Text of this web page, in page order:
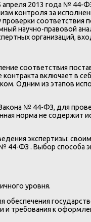
2013 года № 44-
контроля за
соответствия
научно-правовой
организаций,
соответствия
включает в
Одним из этапов
№ 44-ФЗ, для
норма не
экспертизы:
ФЗ . Выбор способа
уровня.
требования к